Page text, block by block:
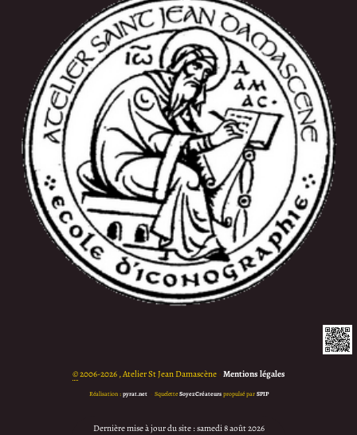
©2006-2026 , Atelier St Jean Damascène • Mentions légales
Réalisation :pyrat.net • SqueletteSoyezCréateurspropulsé parSPIP
Dernière mise à jour du site : samedi 8 août 2026